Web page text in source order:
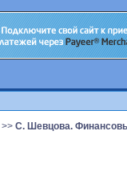
>>С. Шевцова.